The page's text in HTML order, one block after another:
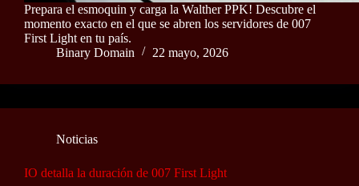
Prepara el esmoquin y carga la Walther PPK! Descubre el
momento exacto en el que se abren los servidores de 007
First Light en tu país.
Binary Domain
22 mayo, 2026
Noticias
IO detalla la duración de 007 First Light